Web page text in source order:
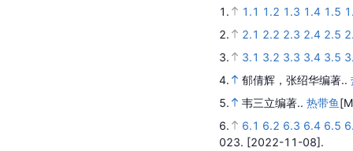
1. 1.1 1.2 1.3 1.4 1.5
2.
2.1 2.2 2.3 2.4 2.5
3.
3.1 3.2 3.3 3.4 3.5
4.
郁倩辉，张绍华编著..
5.
韦三立编著.. 热带鱼
6.
6.1 6.2 6.3 6.4 6.5
023. [2022-11-08].